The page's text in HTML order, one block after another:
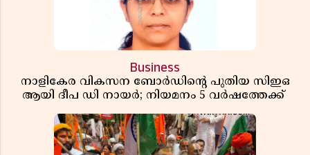
Business
നാളികേര വികസന ബോർഡിൻ്റെ പുതിയ സിഇഒ
ആയി ദീപ ഡി നായർ; നിയമനം 5 വർഷത്തേക്ക് ​​​​​​​